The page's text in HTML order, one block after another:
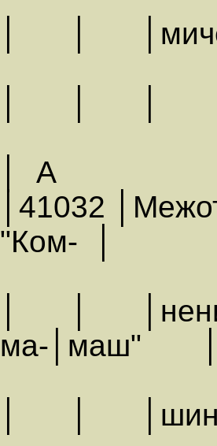
│ │
│ А
│41032
"Ком- │
│ │ │нение
ма-│маш"
│ │ │шин и